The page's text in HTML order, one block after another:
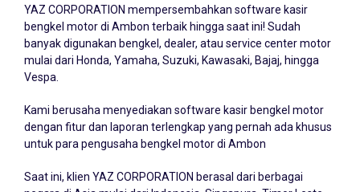
YAZ CORPORATION mempersembahkan software kasir
bengkel motor di Ambon terbaik hingga saat ini! Sudah
banyak digunakan bengkel, dealer, atau service center motor
mulai dari Honda, Yamaha, Suzuki, Kawasaki, Bajaj, hingga
Vespa.
Kami berusaha menyediakan software kasir bengkel motor
dengan fitur dan laporan terlengkap yang pernah ada khusus
untuk para pengusaha bengkel motor di Ambon
Saat ini, klien YAZ CORPORATION berasal dari berbagai